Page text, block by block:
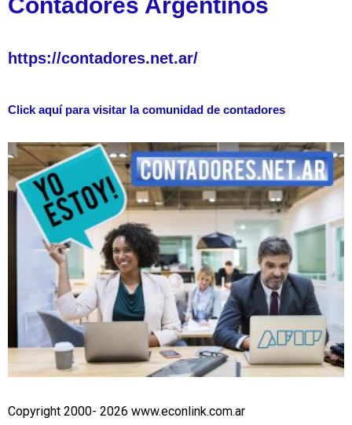
https://contadores.net.ar/
Click aquí para visitar la comunidad de contadores
Copyright 2000- 2026 www.econlink.com.ar